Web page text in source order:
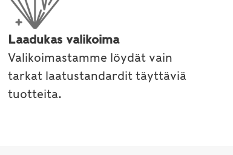
Laadukas valikoima
Valikoimastamme löydät vain
tarkat laatustandardit täyttäviä
tuotteita.